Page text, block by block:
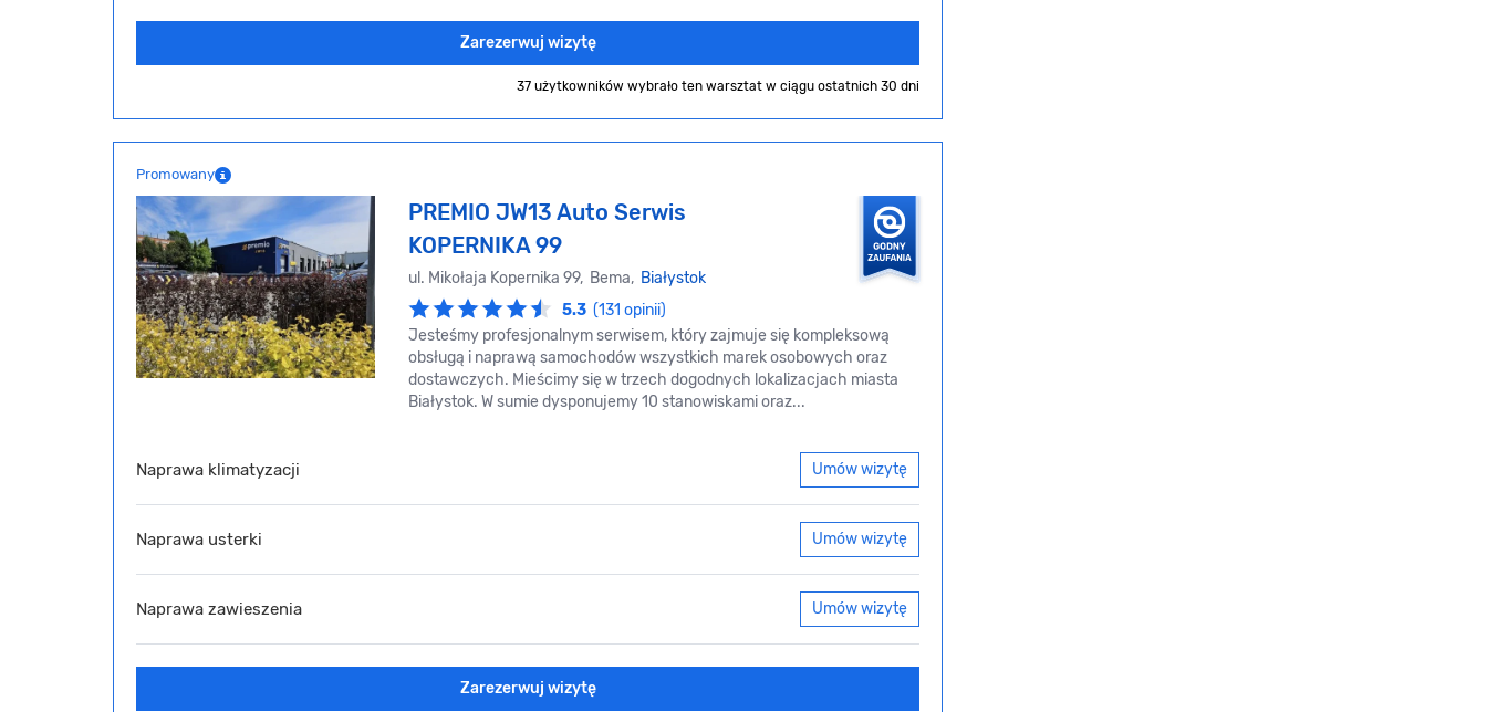
Zarezerwuj wizytę
37 użytkowników wybrało ten warsztat w ciągu ostatnich 30 dni
Promowany
PREMIO JW13 Auto Serwis
KOPERNIKA 99
ul. Mikołaja Kopernika 99, Bema, Białystok
5.3 (131 opinii)
Jesteśmy profesjonalnym serwisem, który zajmuje się kompleksową
obsługą i naprawą samochodów wszystkich marek osobowych oraz
dostawczych. Mieścimy się w trzech dogodnych lokalizacjach miasta
Białystok. W sumie dysponujemy 10 stanowiskami oraz...
Naprawa klimatyzacji Umów wizytę
Naprawa usterki Umów wizytę
Naprawa zawieszenia Umów wizytę
Zarezerwuj wizytę